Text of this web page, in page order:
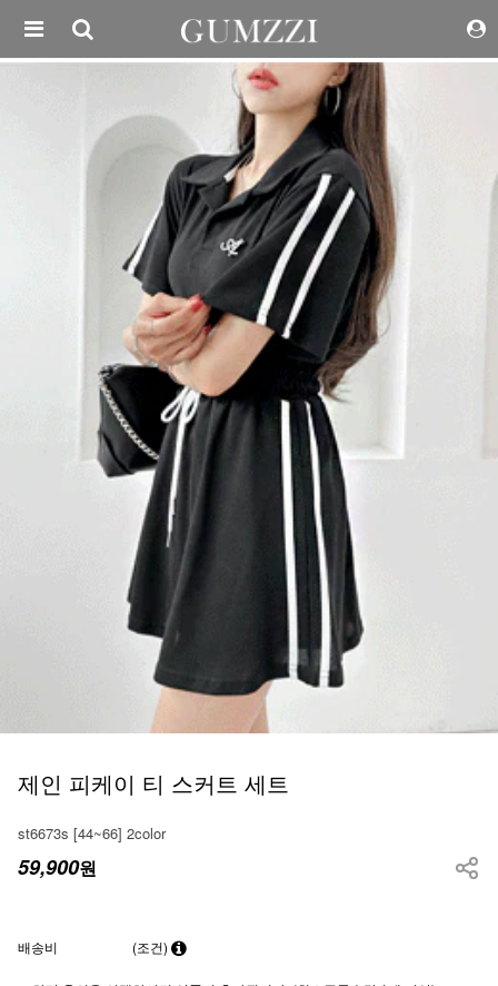
제인 피케이 티 스커트 세트
st6673s [44~66] 2color
59,900원
배송비 (조건)